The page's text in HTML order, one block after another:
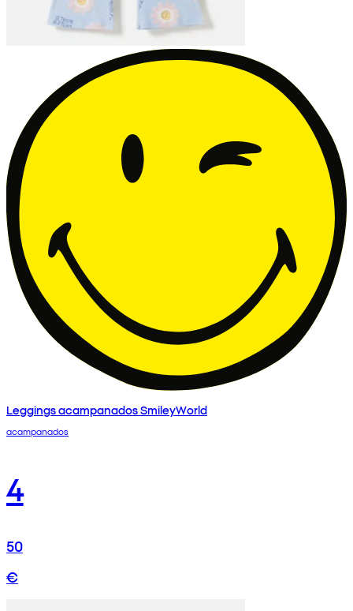
Leggings acampanados SmileyWorld
acampanados
4
50
€